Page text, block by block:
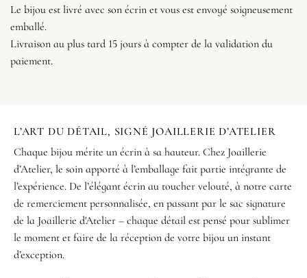
Le bijou est livré avec son écrin et vous est envoyé soigneusement
emballé.
Livraison au plus tard 15 jours à compter de la validation du
paiement.
L’ART DU DÉTAIL, SIGNÉ JOAILLERIE D’ATELIER
Chaque bijou mérite un écrin à sa hauteur. Chez Joaillerie
d’Atelier, le soin apporté à l’emballage fait partie intégrante de
l’expérience. De l’élégant écrin au toucher velouté, à notre carte
de remerciement personnalisée, en passant par le sac signature
de la Joaillerie d'Atelier – chaque détail est pensé pour sublimer
le moment et faire de la réception de votre bijou un instant
d’exception.